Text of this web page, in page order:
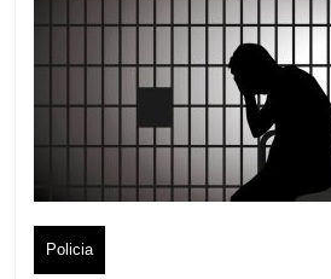
Policia